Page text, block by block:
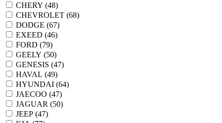
CHERY (48)
CHEVROLET (68)
DODGE (67)
EXEED (46)
FORD (79)
GEELY (50)
GENESIS (47)
HAVAL (49)
HYUNDAI (64)
JAECOO (47)
JAGUAR (50)
JEEP (47)